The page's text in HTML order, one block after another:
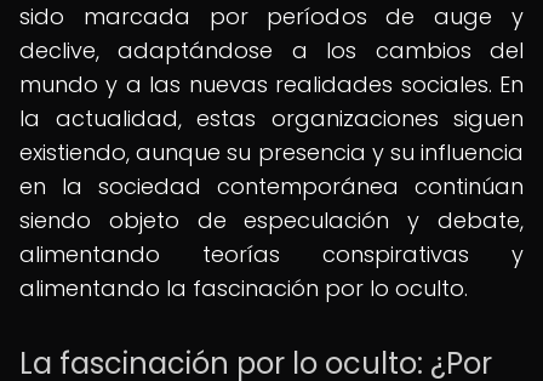
sido marcada por períodos de auge y
declive, adaptándose a los cambios del
mundo y a las nuevas realidades sociales. En
la actualidad, estas organizaciones siguen
existiendo, aunque su presencia y su influencia
en la sociedad contemporánea continúan
siendo objeto de especulación y debate,
alimentando teorías conspirativas y
alimentando la fascinación por lo oculto.
La fascinación por lo oculto: ¿Por